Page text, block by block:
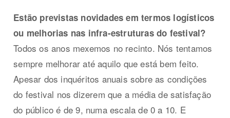
Estão previstas novidades em termos logísticos
ou melhorias nas infra-estruturas do festival?
Todos os anos mexemos no recinto. Nós tentamos
sempre melhorar até aquilo que está bem feito.
Apesar dos inquéritos anuais sobre as condições
do festival nos dizerem que a média de satisfação
do público é de 9, numa escala de 0 a 10. E